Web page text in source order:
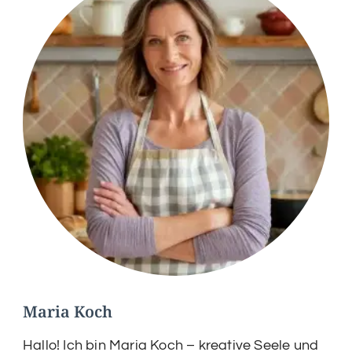
Maria Koch
Hallo! Ich bin Maria Koch – kreative Seele und